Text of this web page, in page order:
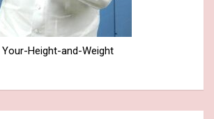
Your-Height-and-Weight